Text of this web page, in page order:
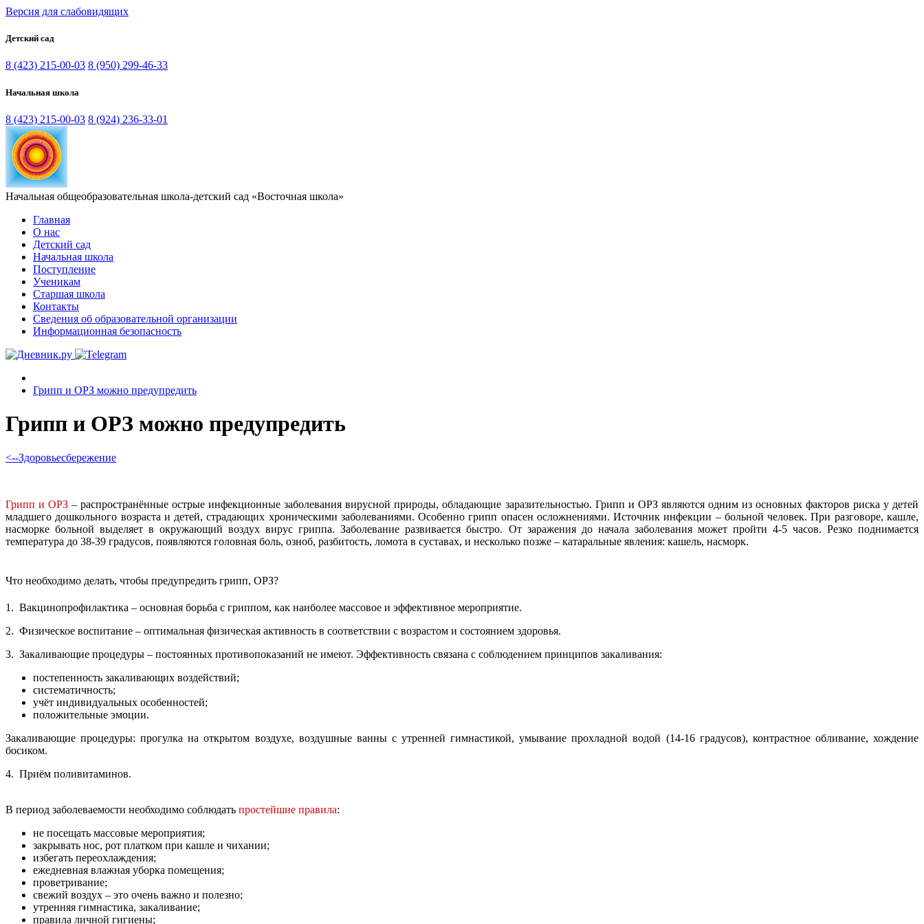
Версия для слабовидящих
Детский сад
8 (423) 215-00-03 8 (950) 299-46-33
Начальная школа
8 (423) 215-00-03 8 (924) 236-33-01
Начальная общеобразовательная школа-детский сад «Восточная школа»
Главная
О нас
Детский сад
Начальная школа
Поступление
Ученикам
Старшая школа
Контакты
Сведения об образовательной организации
Информационная безопасность
Грипп и ОРЗ можно предупредить
Грипп и ОРЗ можно предупредить
<--Здоровьесбережение
Грипп и ОРЗ – распространённые острые инфекционные заболевания вирусной природы, обладающие заразительностью. Грипп и ОРЗ являются одним из основных факторов риска у детей
младшего дошкольного возраста и детей, страдающих хроническими заболеваниями. Особенно грипп опасен осложнениями. Источник инфекции – больной человек. При разговоре, кашле,
насморке больной выделяет в окружающий воздух вирус гриппа. Заболевание развивается быстро. От заражения до начала заболевания может пройти 4-5 часов. Резко поднимается
температура до 38-39 градусов, появляются головная боль, озноб, разбитость, ломота в суставах, и несколько позже – катаральные явления: кашель, насморк.
Что необходимо делать, чтобы предупредить грипп, ОРЗ?
1. Вакцинопрофилактика – основная борьба с гриппом, как наиболее массовое и эффективное мероприятие.
2. Физическое воспитание – оптимальная физическая активность в соответствии с возрастом и состоянием здоровья.
3. Закаливающие процедуры – постоянных противопоказаний не имеют. Эффективность связана с соблюдением принципов закаливания:
постепенность закаливающих воздействий;
систематичность;
учёт индивидуальных особенностей;
положительные эмоции.
Закаливающие процедуры: прогулка на открытом воздухе, воздушные ванны с утренней гимнастикой, умывание прохладной водой (14-16 градусов), контрастное обливание, хождение
босиком.
4. Приём поливитаминов.
В период заболеваемости необходимо соблюдать простейшие правила:
не посещать массовые мероприятия;
закрывать нос, рот платком при кашле и чихании;
избегать переохлаждения;
ежедневная влажная уборка помещения;
проветривание;
свежий воздух – это очень важно и полезно;
утренняя гимнастика, закаливание;
правила личной гигиены;